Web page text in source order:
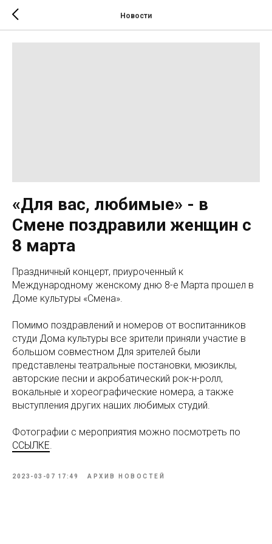
Новости
«Для вас, любимые» - в
Смене поздравили женщин с
8 марта
Праздничный концерт, приуроченный к
Международному женскому дню 8-е Марта прошел в
Доме культуры «Смена».
Помимо поздравлений и номеров от воспитанников
студи Дома культуры все зрители приняли участие в
большом совместном Для зрителей были
представлены театральные постановки, мюзиклы,
авторские песни и акробатический рок-н-ролл,
вокальные и хореографические номера, а также
выступления других наших любимых студий.
Фотографии с мероприятия можно посмотреть по
ССЫЛКЕ
2023-03-07 17:49 АРХИВ НОВОСТЕЙ